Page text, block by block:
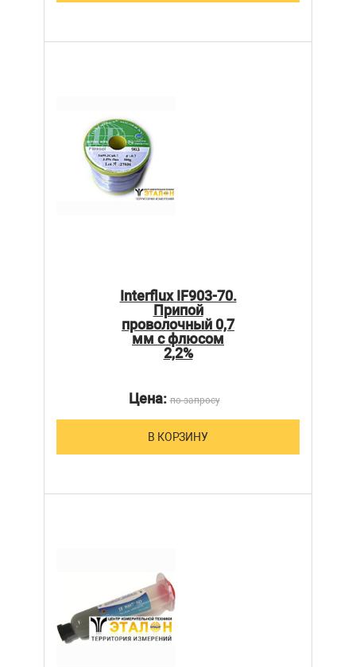
Interflux IF903-70.
Припой
проволочный 0,7
мм с флюсом
2,2%
Цена:по запросу
В КОРЗИНУ